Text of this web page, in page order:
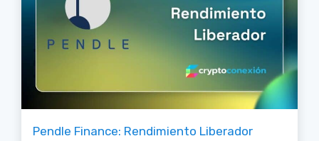
Pendle Finance: Rendimiento Liberador